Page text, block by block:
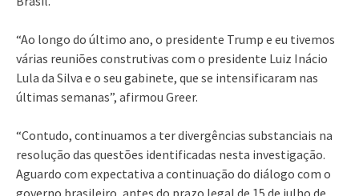
“Ao longo do último ano, o presidente Trump e eu tivemos
várias reuniões construtivas com o presidente Luiz Inácio
Lula da Silva e o seu gabinete, que se intensificaram nas
últimas semanas”, afirmou Greer.
“Contudo, continuamos a ter divergências substanciais na
resolução das questões identificadas nesta investigação.
Aguardo com expectativa a continuação do diálogo com o
governo brasileiro, antes do prazo legal de 15 de julho de